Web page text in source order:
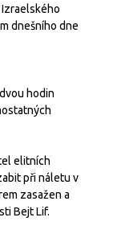
Izraelského
dnešního dne
hodin
elitních
při náletu v
zasažen a
Bejt Lif.